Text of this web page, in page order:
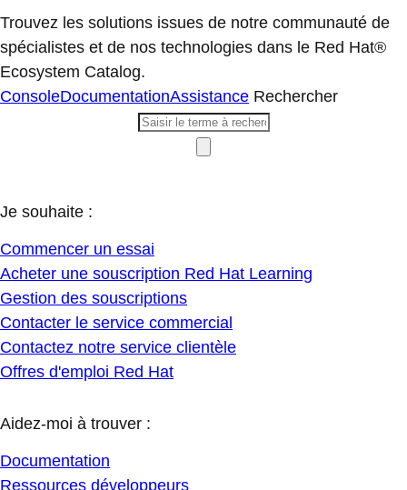
Trouvez les solutions issues de notre communauté de
spécialistes et de nos technologies dans le Red Hat®
Ecosystem Catalog.
ConsoleDocumentationAssistance Rechercher
Je souhaite :
Commencer un essai
Acheter une souscription Red Hat Learning
Gestion des souscriptions
Contacter le service commercial
Contactez notre service clientèle
Offres d'emploi Red Hat
Aidez-moi à trouver :
Documentation
Ressources développeurs